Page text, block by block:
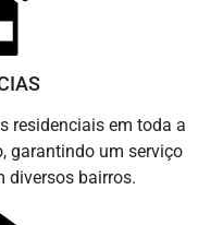
residenciais em toda a
garantindo um serviço
diversos bairros.